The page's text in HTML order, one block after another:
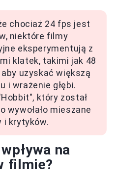
chociaż 24 fps jest
niektóre filmy
eksperymentują z
klatek, takimi jak 48
uzyskać większą
i wrażenie głębi.
który został
wywołało mieszane
i krytyków.
na
filmie?